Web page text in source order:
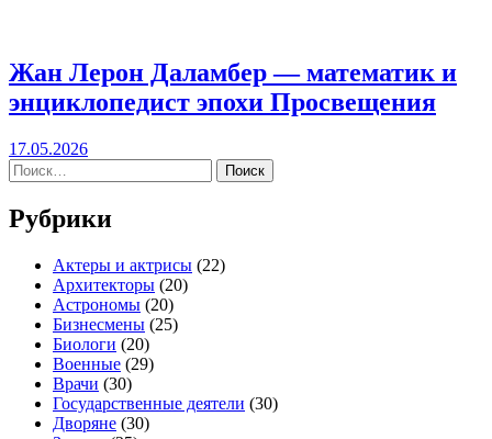
Жан Лерон Даламбер — математик и
энциклопедист эпохи Просвещения
17.05.2026
Найти:
Рубрики
Актеры и актрисы (22)
Архитекторы (20)
Астрономы (20)
Бизнесмены (25)
Биологи (20)
Военные (29)
Врачи (30)
Государственные деятели (30)
Дворяне (30)